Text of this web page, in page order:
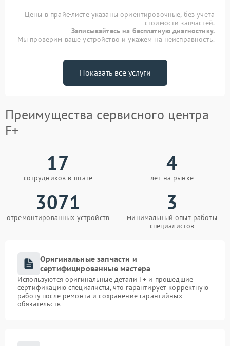
Цены в прайс-листе указаны ориентировочные, без учета
стоимости запчастей.
Записывайтесь на бесплатную диагностику.
Мы проверим ваше устройство и укажем на неисправность.
Показать все услуги
Преимущества сервисного центра
F+
17
сотрудников в штате
4
лет на рынке
3071
отремонтированных устройств
3
минимальный опыт работы
специалистов
Оригинальные запчасти и
сертифицированные мастера
Используются оригинальные детали F+ и прошедшие
сертификацию специалисты, что гарантирует корректную
работу после ремонта и сохранение гарантийных
обязательств